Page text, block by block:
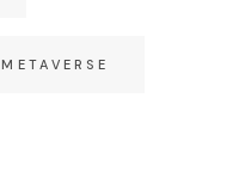
METAVERSE